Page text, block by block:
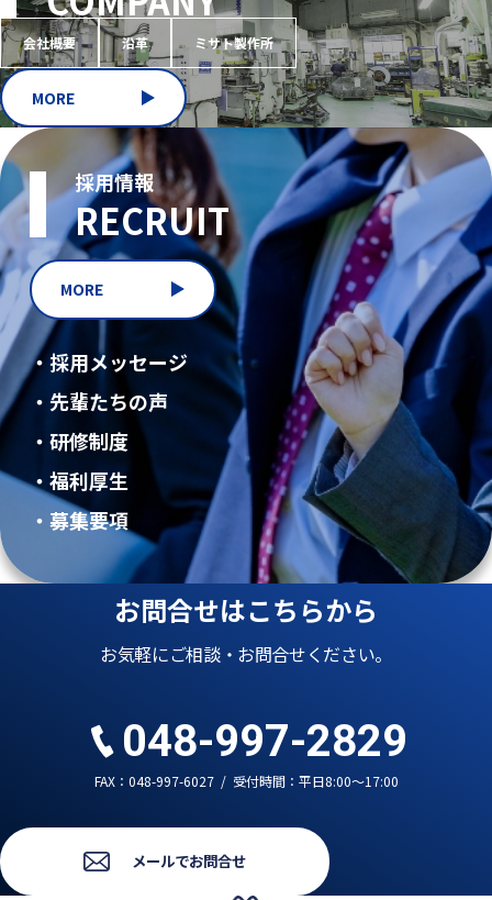
会社概要 沿革 ミサト製作所
MORE
採用情報
RECRUIT
MORE
・採用メッセージ
・先輩たちの声
・研修制度
・福利厚生
・募集要項
お問合せはこちらから
お気軽にご相談・お問合せください。
048-997-2829
FAX：048-997-6027 / 受付時間：平日8:00～17:00
メールでお問合せ